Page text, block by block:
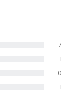
1
0
1
7